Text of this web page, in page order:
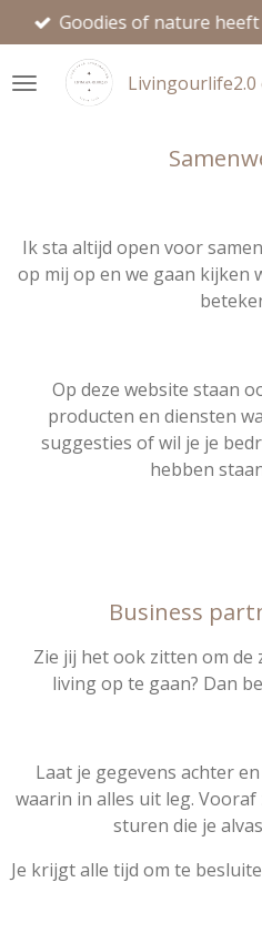
direct
naar
Goodies of nature
Ik sta altijd open voor
op mij op en we gaan kijken
Op deze website staan
producten en diensten
suggesties of wil je je
hebben
Business
Zie jij het ook zitten om de
living op te gaan? Dan
Laat je gegevens achter
waarin in alles uit leg.
sturen die je
Je krijgt alle tijd om te